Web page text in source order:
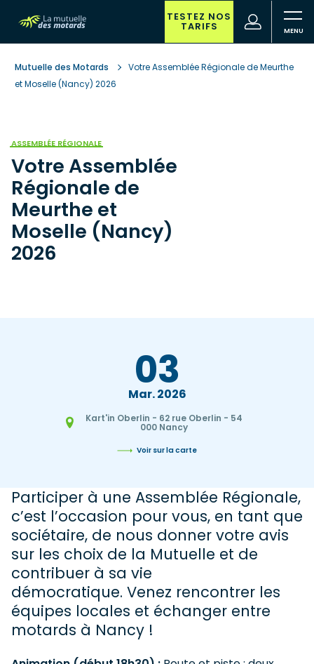
contenu
principal recherche
TESTEZ NOS
TARIFS
(nouvelle
fenêtre)
Mutuelle des Motards
Votre Assemblée Régionale de Meurthe
et Moselle (Nancy) 2026
ASSEMBLÉE RÉGIONALE
Votre Assemblée
Régionale de
Meurthe et
Moselle (Nancy)
2026
03
Mar 2026
Kart'in Oberlin - 62 rue Oberlin - 54
000 Nancy
Voir sur la carte
Participer à une Assemblée Régionale,
c’est l’occasion pour vous, en tant que
sociétaire, de nous donner votre avis
sur les choix de la Mutuelle et de
contribuer à sa vie
démocratique. Venez rencontrer les
équipes locales et échanger entre
motards à Nancy !